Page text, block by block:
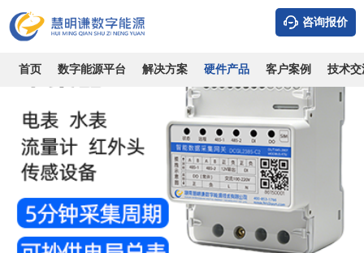
咨询报价
首页 数字能源平台 解决方案 硬件产品 客户案例 技术交